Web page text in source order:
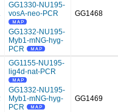
GG1330-NU195-
vosA-neo-PCR
GG1332-NU195-
Myb1-mNG-hyg-
PCR
GG1468
GG1155-NU195-
lig4d-nat-PCR
GG1332-NU195-
Myb1-mNG-hyg-
PCR
GG1469